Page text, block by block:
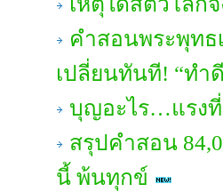
คำสอนพระพุทธ
เปลี่ยนทันที! “ทำ
บุญอะไร…แรงที่
สรุปคำสอน
นี้ พ้นทุกข์